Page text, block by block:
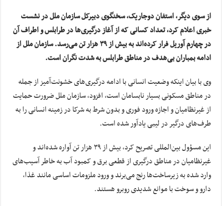
از سوی دیگر، استفان دوجاریک، سخنگوی دبیرکل سازمان ملل در نشست
خبری اعلام کرد، تعداد کسانی که از آغاز درگیری‌ها در طرابلس و اطراف آن
در چهارم آوریل فرار کرده‌اند به بیش از ۳۹ هزار تن می‌رسد. سازمان ملل از
ادامه بمباران بی‌هدف در مناطق طرابلس به شدت نگران است.
وی با بیان اینکه وضعیت انسانی با ادامه درگیری‌های خشونت‌آمیز از جمله
در مناطق مسکونی بسیار نابسامان است، افزود، سازمان ملل ضرورت حمایت
از غیرنظامیان و اجازه ورود فوری و بدون شرط به شرکا در زمینه انسانی را به
طرف‌های درگیر در لیبی یادآور شده است.
این مسؤول بین‌المللی تصریح کرد، بیش از ۳۹ هزار تن آواره شده‌اند و
غیرنظامیان در مناطق درگیری از قطعی برق و کمبود آب به خاطر آسیب‌های
وارد شده به زیرساخت‌ها رنج می‌برند و ورود ملزومات اساسی مانند غذا،
دارو و سوخت با موانع شدیدی روبرو هستند.